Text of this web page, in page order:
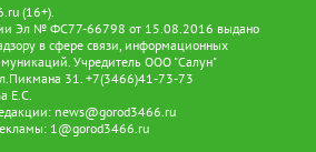
(16+).
Эл № ФС77-66798 от 15.08.2016 выдано
в сфере связи, информационных
Учредитель ООО "Салун"
31. +7(3466)41-73-73
Е.С.
news@gorod3466.ru
1@gorod3466.ru